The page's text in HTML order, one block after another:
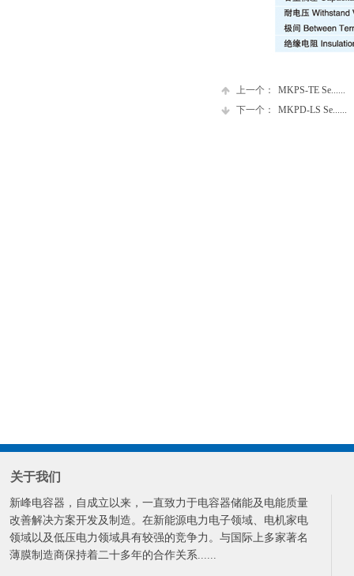
上一个：
MKPS-TE Se......
下一个：
MKPD-LS Se......
新峰电容器，自成立以来，一直致力于电容器储能及电能质量
改善解决方案开发及制造。在新能源电力电子领域、电机家电
领域以及低压电力领域具有较强的竞争力。与国际上多家著名
薄膜制造商保持着二十多年的合作关系......
关于我们